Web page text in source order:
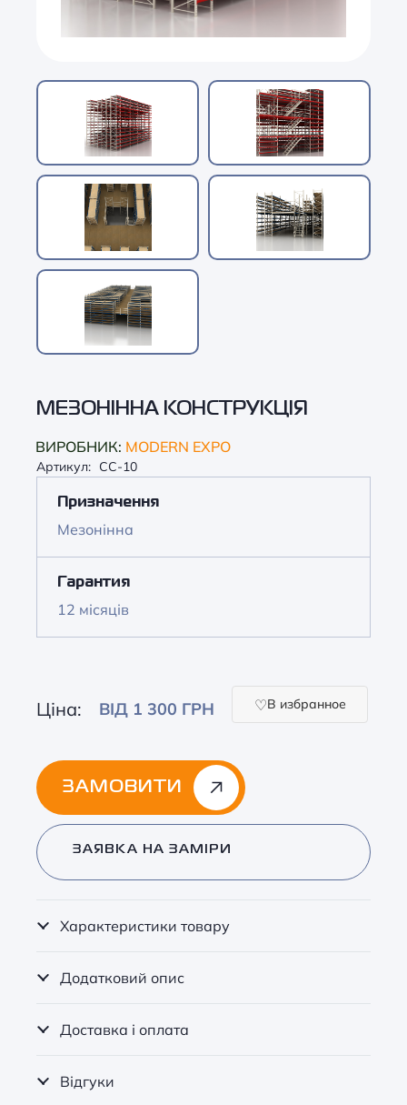
МЕЗОНІННА КОНСТРУКЦІЯ
ВИРОБНИК: MODERN EXPO
Артикул: CC-10
Призначення
Мезонінна
Гарантия
12 місяців
Ціна: ВІД 1 300 ГРН В избранное
ЗАМОВИТИ
Alternative:
ЗАЯВКА НА ЗАМІРИ
Характеристики товару
Додатковий опис
Доставка і оплата
Відгуки